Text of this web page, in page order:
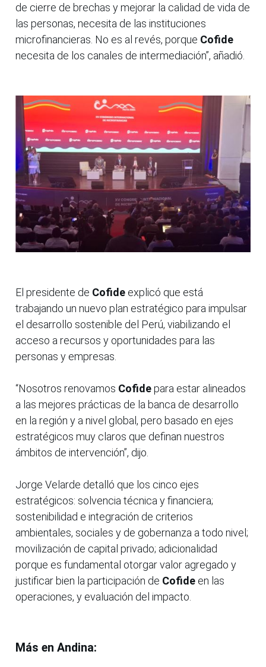
de cierre de brechas y mejorar la calidad de vida de
las personas, necesita de las instituciones
microfinancieras. No es al revés, porque Cofide
necesita de los canales de intermediación”, añadió.
El presidente de Cofide explicó que está
trabajando un nuevo plan estratégico para impulsar
el desarrollo sostenible del Perú, viabilizando el
acceso a recursos y oportunidades para las
personas y empresas.
“Nosotros renovamos Cofidepara estar alineados
a las mejores prácticas de la banca de desarrollo
en la región y a nivel global, pero basado en ejes
estratégicos muy claros que definan nuestros
ámbitos de intervención”, dijo.
Jorge Velarde detalló que los cinco ejes
estratégicos: solvencia técnica y financiera;
sostenibilidad e integración de criterios
ambientales, sociales y de gobernanza a todo nivel;
movilización de capital privado; adicionalidad
porque es fundamental otorgar valor agregado y
justificar bien la participación de Cofide en las
operaciones, y evaluación del impacto.
Más en Andina: